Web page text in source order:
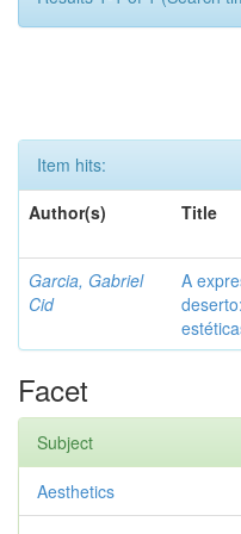
Item hits:
Author(s)
Title
Garcia, Gabriel
Cid
A
Facet
Subject
Aesthetics